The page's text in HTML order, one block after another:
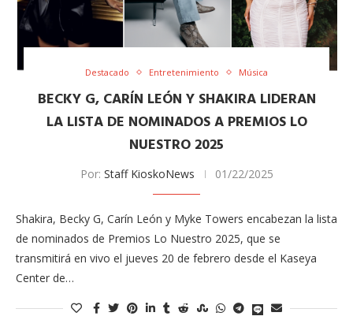
Destacado Entretenimiento Música
BECKY G, CARÍN LEÓN Y SHAKIRA LIDERAN
LA LISTA DE NOMINADOS A PREMIOS LO
NUESTRO 2025
Por: Staff KioskoNews 01/22/2025
Shakira, Becky G, Carín León y Myke Towers encabezan la lista
de nominados de Premios Lo Nuestro 2025, que se
transmitirá en vivo el jueves 20 de febrero desde el Kaseya
Center de…